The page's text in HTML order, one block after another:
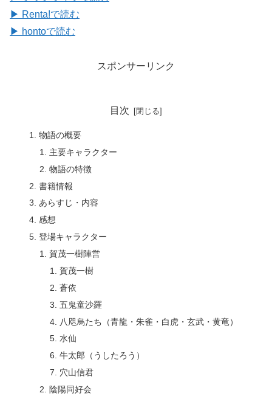
▶ Renta!で読む
▶ hontoで読む
スポンサーリンク
目次
物語の概要
主要キャラクター
物語の特徴
書籍情報
あらすじ・内容
感想
登場キャラクター
賀茂一樹陣営
賀茂一樹
蒼依
五鬼童沙羅
八咫烏たち（青龍・朱雀・白虎・玄武・黄竜）
水仙
牛太郎（うしたろう）
穴山信君
陰陽同好会